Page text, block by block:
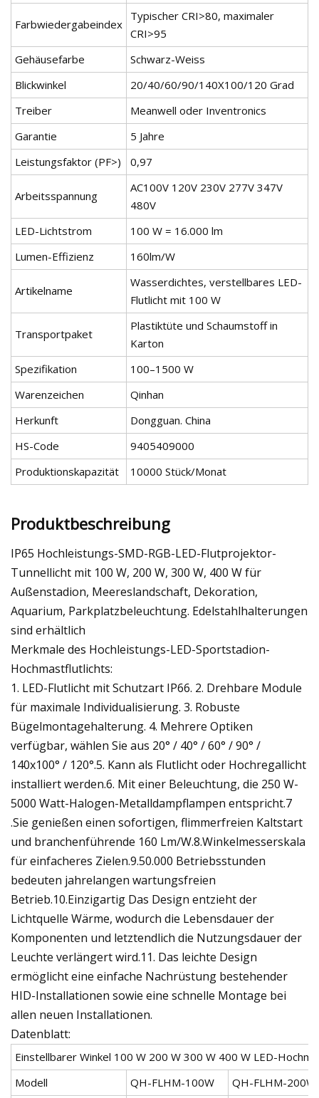
Farbwiedergabeindex
Typischer CRI>80, maximaler
CRI>95
Gehäusefarbe
Schwarz-Weiss
Blickwinkel
20/40/60/90/140X100/120 Grad
Treiber
Meanwell oder Inventronics
Garantie
5 Jahre
Leistungsfaktor (PF>)
0,97
Arbeitsspannung
AC100V 120V 230V 277V 347V
480V
LED-Lichtstrom
100 W = 16.000 lm
Lumen-Effizienz
160lm/W
Artikelname
Wasserdichtes, verstellbares LED-
Flutlicht mit 100 W
Transportpaket
Plastiktüte und Schaumstoff in
Karton
Spezifikation
100–1500 W
Warenzeichen
Qinhan
Herkunft
Dongguan. China
HS-Code
9405409000
Produktionskapazität
10000 Stück/Monat
Produktbeschreibung
IP65 Hochleistungs-SMD-RGB-LED-Flutprojektor-
Tunnellicht mit 100 W, 200 W, 300 W, 400 W für
Außenstadion, Meereslandschaft, Dekoration,
Aquarium, Parkplatzbeleuchtung. Edelstahlhalterungen
sind erhältlich
Merkmale des Hochleistungs-LED-Sportstadion-
Hochmastflutlichts:
1. LED-Flutlicht mit Schutzart IP66. 2. Drehbare Module
für maximale Individualisierung. 3. Robuste
Bügelmontagehalterung. 4. Mehrere Optiken
verfügbar, wählen Sie aus 20° / 40° / 60° / 90° /
140x100° / 120°.5. Kann als Flutlicht oder Hochregallicht
installiert werden.6. Mit einer Beleuchtung, die 250 W-
5000 Watt-Halogen-Metalldampflampen entspricht.7
.Sie genießen einen sofortigen, flimmerfreien Kaltstart
und branchenführende 160 Lm/W.8.Winkelmesserskala
für einfacheres Zielen.9.50.000 Betriebsstunden
bedeuten jahrelangen wartungsfreien
Betrieb.10.Einzigartig Das Design entzieht der
Lichtquelle Wärme, wodurch die Lebensdauer der
Komponenten und letztendlich die Nutzungsdauer der
Leuchte verlängert wird.11. Das leichte Design
ermöglicht eine einfache Nachrüstung bestehender
HID-Installationen sowie eine schnelle Montage bei
allen neuen Installationen.
Datenblatt:
Einstellbarer Winkel 100 W 200 W 300 W 400 W LED-
Modell
QH-FLHM-100W
QH-FLHM-200W